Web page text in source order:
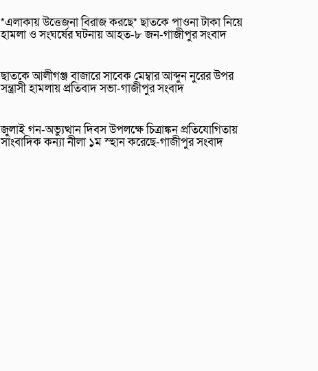
*এলাকায় উত্তেজনা বিরাজ করছে* ছাতকে পাওনা টাকা নিয়ে
হামলা ও সংঘর্ষের ঘটনায় আহত-৮ জন-গাজীপুর সংবাদ
ছাতকে আলীগঞ্জ বাজারে সাবেক মেম্বার আব্দুন নুরের উপর
সন্ত্রাসী হামলায় প্রতিবাদ সভা-গাজীপুর সংবাদ
জুলাই গন-অভ্যুত্থান দিবস উপলক্ষে চিত্রাঙ্কন প্রতিযোগিতায়
সাংবাদিক কন্যা নীলা ১ম স্হান করেছে-গাজীপুর সংবাদ